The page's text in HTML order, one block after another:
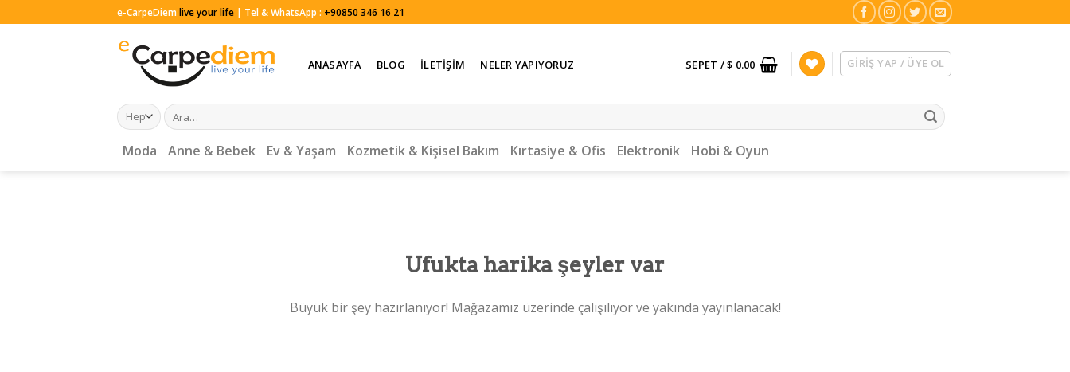
to
e-CarpeDiemlive your life | Tel & WhatsApp : +90850 346 16 21
ANASAYFA BLOG İLETIŞIM NELER YAPIYORUZ SEPET /$ 0.00 GIRIŞ YAP / ÜYE OL
Ara:
Moda Anne & Bebek Ev & Yaşam Kozmetik & Kişisel Bakım Kırtasiye & Ofis Elektronik Hobi & Oyun
Ufukta harika şeyler var
Büyük bir şey hazırlanıyor! Mağazamız üzerinde çalışılıyor ve yakında yayınlanacak!